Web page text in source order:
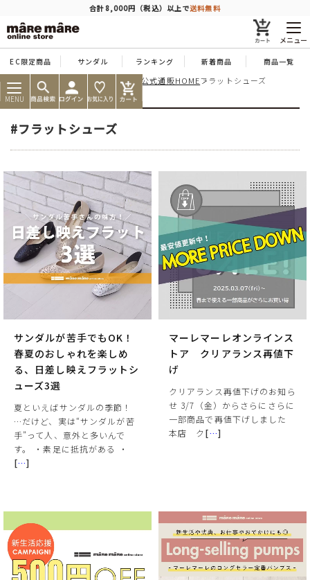
合計8,000円（税込）以上で送料無料
メニュー
EC限定商品 サンダル ランキング 新着商品 商品一覧
MENU
痛くならない靴ならマーレマーレ公式通販HOMEフラットシューズ
#フラットシューズ
サンダルが苦手でもOK！
春夏のおしゃれを楽しめ
る、日差し映えフラットシ
ューズ3選
夏といえばサンダルの季節！
…だけど、実は“サンダルが苦
手”って人、意外と多いんで
す。 ・素足に抵抗がある ・
[…]
マーレマーレオンラインス
トア クリアランス再値下
げ
クリアランス再値下げのお知ら
せ 3/7（金）からさらにさらに
一部商品で再値下げしました
本店 ク […]
商品を探す
人気ワード #コンフォート #パンプス #スニーカー #ブーツ
タイプ
カテゴリー
特徴
ブランド
ヒールの高さ
絞り込んで検索する